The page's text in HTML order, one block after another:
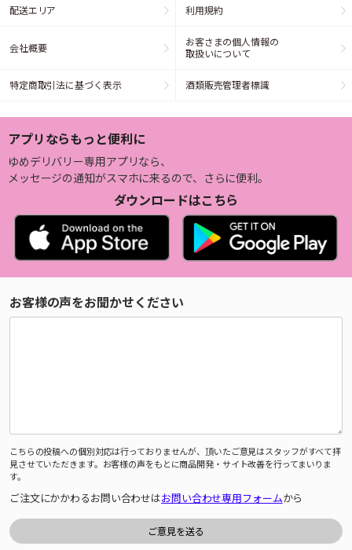
配送エリア 利用規約
会社概要
お客さまの個人情報の
取扱いについて
特定商取引法に基づく表示 酒類販売管理者標識
アプリならもっと便利に
ゆめデリバリー専用アプリなら、
メッセージの通知がスマホに来るので、さらに便利。
ダウンロードはこちら
お客様の声をお聞かせください
こちらの投稿への個別対応は行っておりませんが、頂いたご意見はスタッフがすべて拝
見させていただきます。お客様の声をもとに商品開発・サイト改善を行ってまいりま
す。
ご注文にかかわるお問い合わせはお問い合わせ専用フォームから